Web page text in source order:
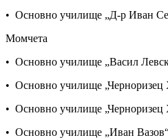
• Основно училище „Д-р Иван
Момчета
• Основно училище „Васил
• Основно училище „Черноризец
• Основно училище „Черноризец
• Основно училище „Иван